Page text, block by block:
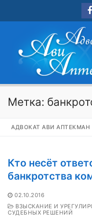
Метка:
АДВОКАТ АВИ АПТЕКМАН
Кто несёт
банкротства
02.10.2016
ВЗЫСКАНИЕ И
СУДЕБНЫХ РЕШЕНИЙ